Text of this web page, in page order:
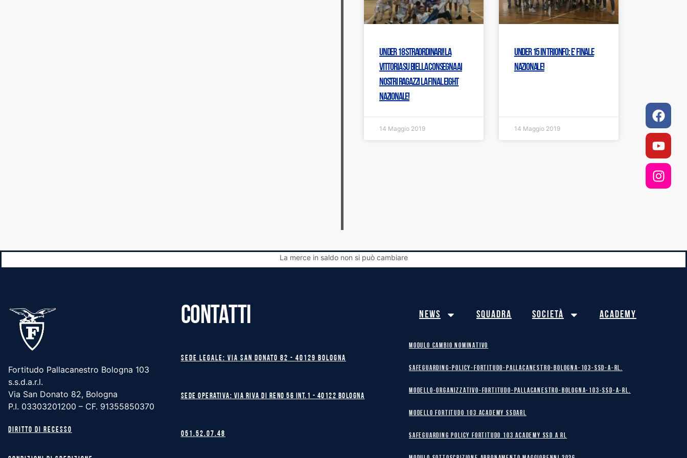
Under 18 straordinari! La
vittoria su Biella consegna ai
nostri ragazzi la Final Eight
nazionale!
14 Maggio 2019
Under 15 in trionfo: E’ FINALE
NAZIONALE!
14 Maggio 2019
La merce in saldo non si può cambiare
Fortitudo Pallacanestro Bologna 103
s.s.d.a.r.l.
Via San Donato 82, Bologna
P.I. 03303201200 – CF. 91355850370
Diritto di recesso
CONTATTI
Sede legale: Via San Donato 82 - 40129 BOLOGNA
Sede operativa: Via Riva di Reno 56 int.1 - 40122 BOLOGNA
051.52.07.48
News Squadra Società Academy
MODULO CAMBIO NOMINATIVO
safeguarding-policy-Fortitudo-Pallacanestro-Bologna-103-SSD-A-RL.
Modello-Organizzativo-Fortitudo-Pallacanestro-Bologna-103-SSD-A-RL.
MODELLO FORTITUDO 103 ACADEMY SSDARL
safeguarding policy Fortitudo 103 Academy SSD A RL